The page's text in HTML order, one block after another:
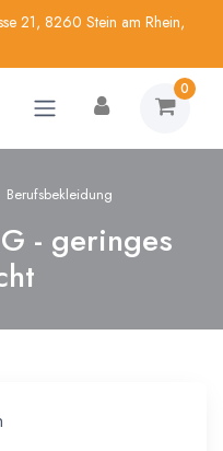
21, 8260 Stein am Rhein,
0
Berufsbekleidung
- geringes